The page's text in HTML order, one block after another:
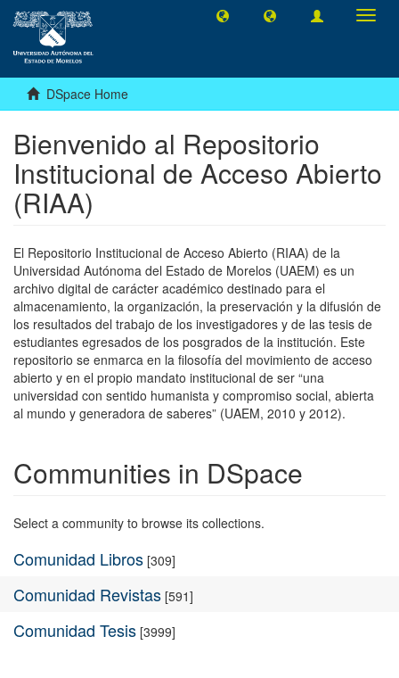
DSpace Home
Bienvenido al Repositorio
Institucional de Acceso Abierto
(RIAA)
El Repositorio Institucional de Acceso Abierto (RIAA) de la
Universidad Autónoma del Estado de Morelos (UAEM) es un
archivo digital de carácter académico destinado para el
almacenamiento, la organización, la preservación y la difusión de
los resultados del trabajo de los investigadores y de las tesis de
estudiantes egresados de los posgrados de la institución. Este
repositorio se enmarca en la filosofía del movimiento de acceso
abierto y en el propio mandato institucional de ser “una
universidad con sentido humanista y compromiso social, abierta
al mundo y generadora de saberes” (UAEM, 2010 y 2012).
Communities in DSpace
Select a community to browse its collections.
Comunidad Libros [309]
Comunidad Revistas [591]
Comunidad Tesis [3999]